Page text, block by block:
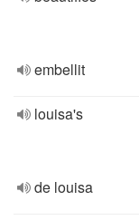
embellit
louisa's
de louisa